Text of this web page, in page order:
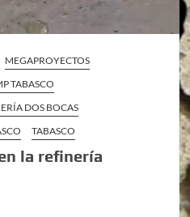
MEGAPROYECTOS
TABASCO
DOS BOCAS
TABASCO
la refinería